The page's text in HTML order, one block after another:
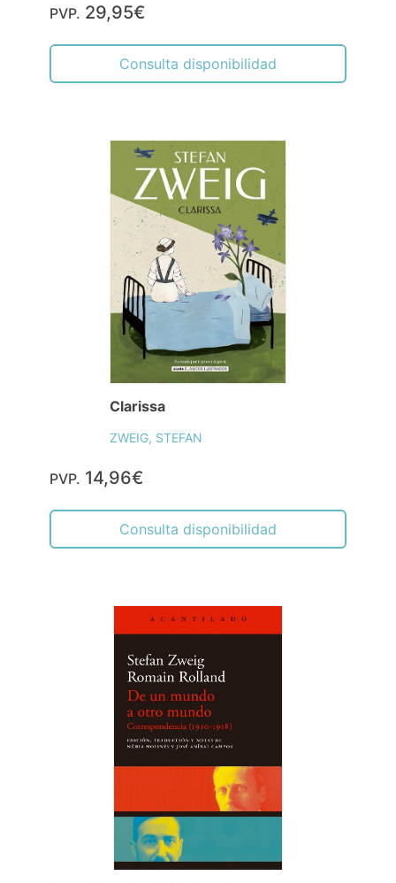
PVP. 29,95€
Consulta disponibilidad
Clarissa
ZWEIG, STEFAN
PVP. 14,96€
Consulta disponibilidad